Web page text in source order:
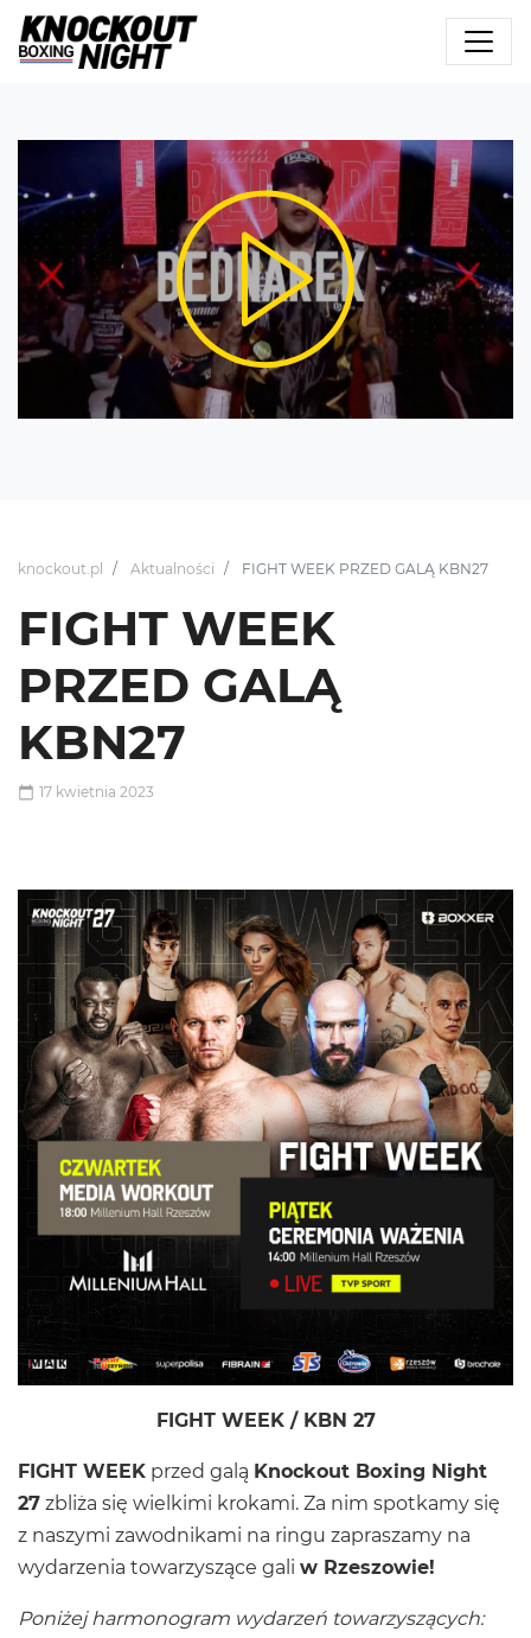
knockout.pl Aktualności FIGHT WEEK PRZED GALĄ KBN27
FIGHT WEEK
PRZED GALĄ
KBN27
17 kwietnia 2023
FIGHT WEEK / KBN 27
FIGHT WEEK przed galą Knockout Boxing Night
27 zbliża się wielkimi krokami. Za nim spotkamy się
z naszymi zawodnikami na ringu zapraszamy na
wydarzenia towarzyszące gali w Rzeszowie!
Poniżej harmonogram wydarzeń towarzyszących: